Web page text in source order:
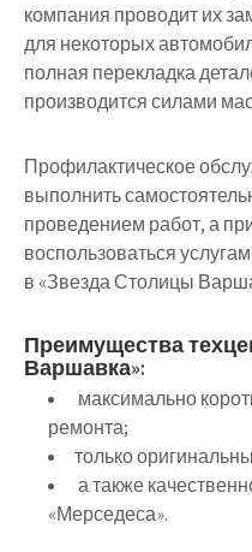
компания проводит их
для некоторых
полная перекладка
производится силами
Профилактическое
выполнить
проведением работ, а
воспользоваться
в «Звезда Столицы
Преимущества
Варшавка»:
максимально
ремонта;
только
а также
«Мерседеса».